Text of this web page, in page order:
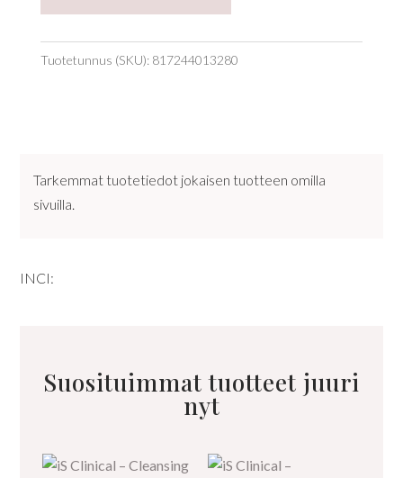
Tuotetunnus (SKU): 817244013280
Tarkemmat tuotetiedot jokaisen tuotteen omilla
sivuilla.
INCI:
Suosituimmat tuotteet juuri
nyt